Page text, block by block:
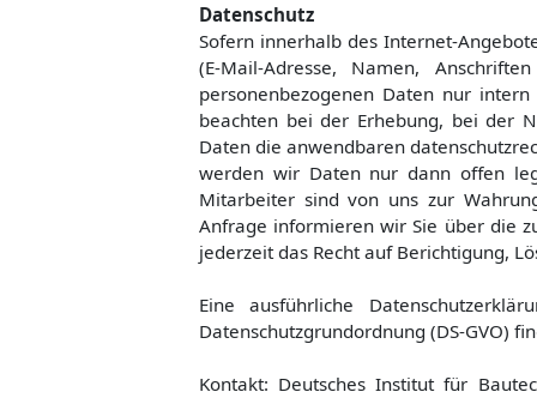
Datenschutz
Sofern innerhalb des Internet-
(E-Mail-Adresse, Namen,
personenbezogenen Daten nur
beachten bei der Erhebung, bei der
Daten die anwendbaren
werden wir Daten nur dann offen
Mitarbeiter sind von uns zur
Anfrage informieren wir Sie über die
jederzeit das Recht auf Berichtigung,
Eine ausführliche
Datenschutzgrundordnung (DS-GVO)
Kontakt: Deutsches Institut für